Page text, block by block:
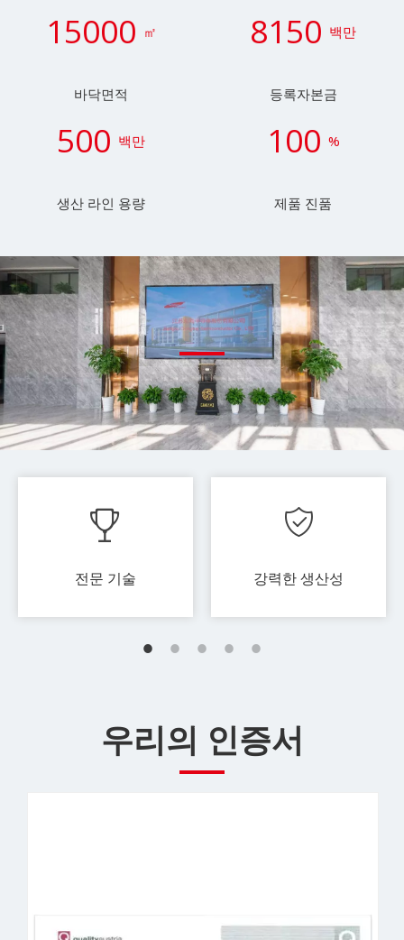
15000 ㎡
바닥면적
8150 백만
등록자본금
500 백만
생산 라인 용량
100 %
제품 진품
전문 기술​​​​​​​ 강력한 생산성​​​​​​​
우리의 인증서